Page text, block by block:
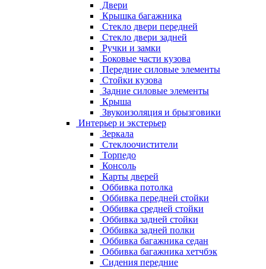
Двери
Крышка багажника
Стекло двери передней
Стекло двери задней
Ручки и замки
Боковые части кузова
Передние силовые элементы
Стойки кузова
Задние силовые элементы
Крыша
Звукоизоляция и брызговики
Интерьер и экстерьер
Зеркала
Стеклоочистители
Торпедо
Консоль
Карты дверей
Оббивка потолка
Оббивка передней стойки
Оббивка средней стойки
Оббивка задней стойки
Оббивка задней полки
Оббивка багажника седан
Оббивка багажника хетчбэк
Сидения передние